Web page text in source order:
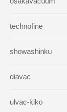
technofine
showashinku
diavac
ulvac-kiko